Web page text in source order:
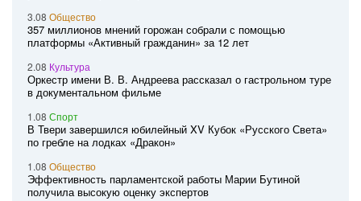
3.08 Общество
357 миллионов мнений горожан собрали с помощью
платформы «Активный гражданин» за 12 лет
2.08 Культура
Оркестр имени В. В. Андреева рассказал о гастрольном туре
в документальном фильме
1.08 Спорт
В Твери завершился юбилейный XV Кубок «Русского Света»
по гребле на лодках «Дракон»
1.08 Общество
Эффективность парламентской работы Марии Бутиной
получила высокую оценку экспертов